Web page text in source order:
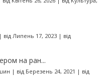
від Липень 17, 2023| від
на ран...
| від Березень 24, 2021 | від